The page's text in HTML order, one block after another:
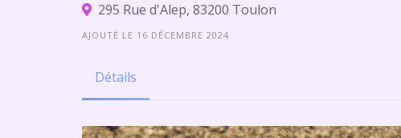
295 Rue d'Alep, 83200 Toulon
AJOUTÉ LE 16 DÉCEMBRE 2024
Détails